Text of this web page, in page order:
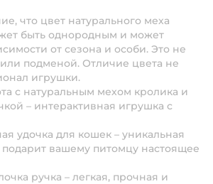
что цвет натурального меха
быть однородным и может
от сезона и особи. Это не
подменой. Отличие цвета не
игрушки.
с натуральным мехом кролика и
– интерактивная игрушка с
удочка для кошек – уникальная
подарит вашему питомцу настоящее
ручка – легкая, прочная и